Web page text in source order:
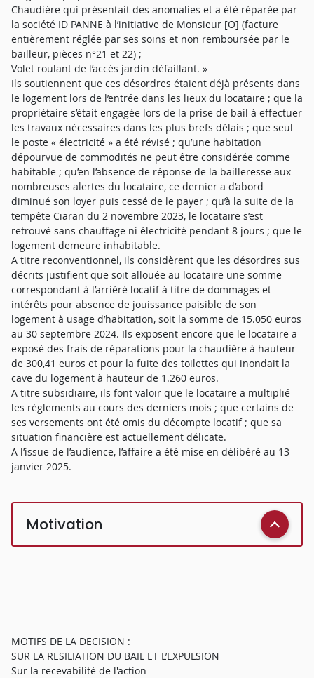
Chaudière qui présentait des anomalies et a été réparée par
la société ID PANNE à l’initiative de Monsieur [O] (facture
entièrement réglée par ses soins et non remboursée par le
bailleur, pièces n°21 et 22) ;
Volet roulant de l’accès jardin défaillant. »
Ils soutiennent que ces désordres étaient déjà présents dans
le logement lors de l’entrée dans les lieux du locataire ; que la
propriétaire s’était engagée lors de la prise de bail à effectuer
les travaux nécessaires dans les plus brefs délais ; que seul
le poste « électricité » a été révisé ; qu’une habitation
dépourvue de commodités ne peut être considérée comme
habitable ; qu’en l’absence de réponse de la bailleresse aux
nombreuses alertes du locataire, ce dernier a d’abord
diminué son loyer puis cessé de le payer ; qu’à la suite de la
tempête Ciaran du 2 novembre 2023, le locataire s’est
retrouvé sans chauffage ni électricité pendant 8 jours ; que le
logement demeure inhabitable.
A titre reconventionnel, ils considèrent que les désordres sus
décrits justifient que soit allouée au locataire une somme
correspondant à l’arriéré locatif à titre de dommages et
intérêts pour absence de jouissance paisible de son
logement à usage d’habitation, soit la somme de 15.050 euros
au 30 septembre 2024. Ils exposent encore que le locataire a
exposé des frais de réparations pour la chaudière à hauteur
de 300,41 euros et pour la fuite des toilettes qui inondait la
cave du logement à hauteur de 1.260 euros.
A titre subsidiaire, ils font valoir que le locataire a multiplié
les règlements au cours des derniers mois ; que certains de
ses versements ont été omis du décompte locatif ; que sa
situation financière est actuellement délicate.
A l’issue de l’audience, l’affaire a été mise en délibéré au 13
janvier 2025.
Motivation
MOTIFS DE LA DECISION :
SUR LA RESILIATION DU BAIL ET L’EXPULSION
Sur la recevabilité de l'action